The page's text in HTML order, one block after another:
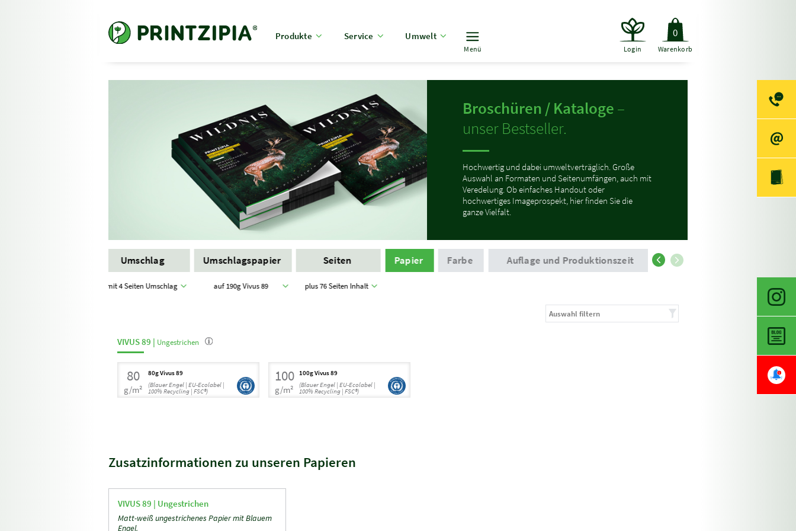
Produkte Service Umwelt
Menü Login Warenkorb
0
Broschüren / Kataloge –
unser Bestseller.
Hochwertig und dabei umweltverträglich. Große
Auswahl an Formaten und Seitenumfängen, auch mit
Veredelung. Ob einfaches Handout oder
hochwertiges Imageprospekt, hier finden Sie die
ganze Vielfalt.
Umschlag
mit 4 Seiten Umschlag
Umschlagspapier
auf 190g Vivus 89
Seiten
plus 76 Seiten Inhalt
Papier Farbe Auflage und Produktionszeit
VIVUS 89 | Ungestrichen
80
g/m²
80g Vivus 89
(Blauer Engel | EU-Ecolabel |
100% Recycling | FSC®)
100
g/m²
100g Vivus 89
(Blauer Engel | EU-Ecolabel |
100% Recycling | FSC®)
Zusatzinformationen zu unseren Papieren
VIVUS 89 | Ungestrichen
Matt-weiß ungestrichenes Papier mit Blauem
Engel.